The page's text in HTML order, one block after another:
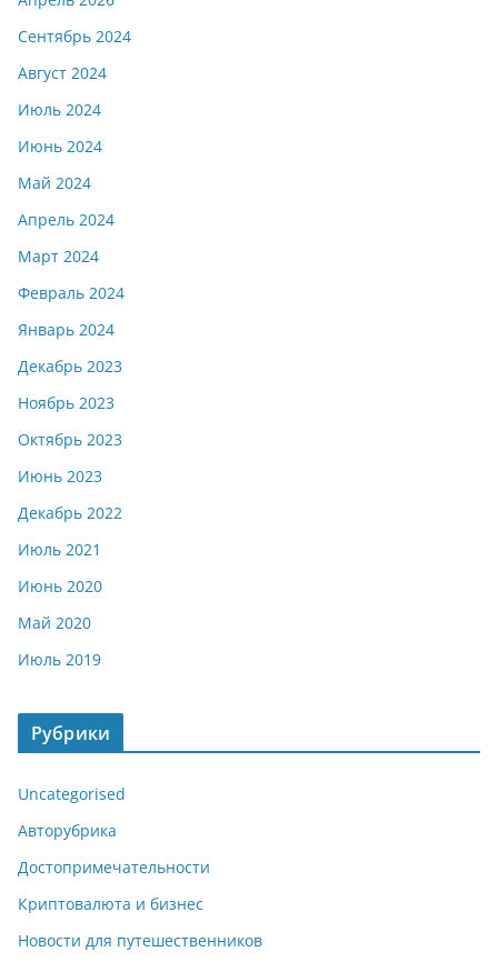
Сентябрь 2024
Август 2024
Июль 2024
Июнь 2024
Май 2024
Апрель 2024
Март 2024
Февраль 2024
Январь 2024
Декабрь 2023
Ноябрь 2023
Октябрь 2023
Июнь 2023
Декабрь 2022
Июль 2021
Июнь 2020
Май 2020
Июль 2019
Рубрики
Uncategorised
Авторубрика
Достопримечательности
Криптовалюта и бизнес
Новости для путешественников